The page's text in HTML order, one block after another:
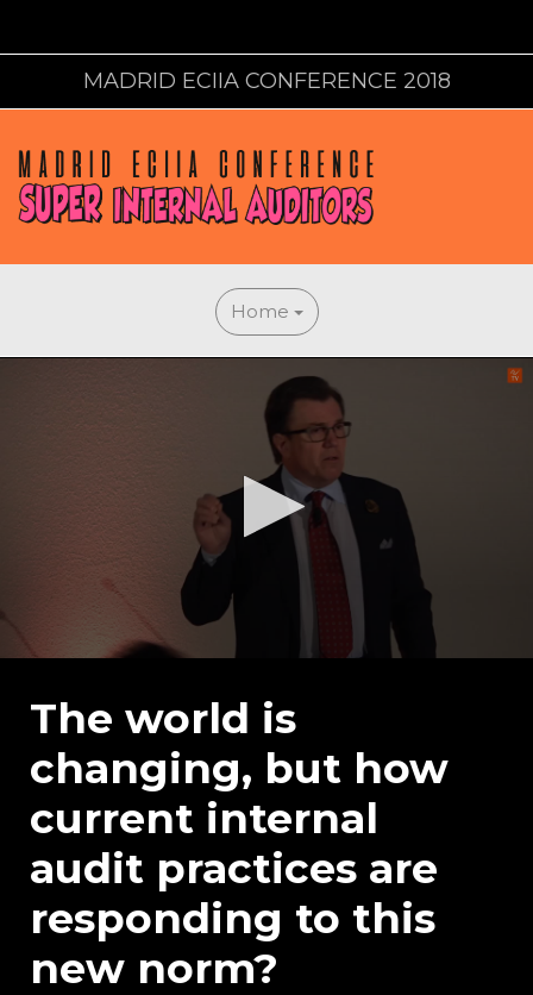
MADRID ECIIA CONFERENCE 2018
Home
0
seconds
The world is
changing, but how
current internal
audit practices are
responding to this
new norm?